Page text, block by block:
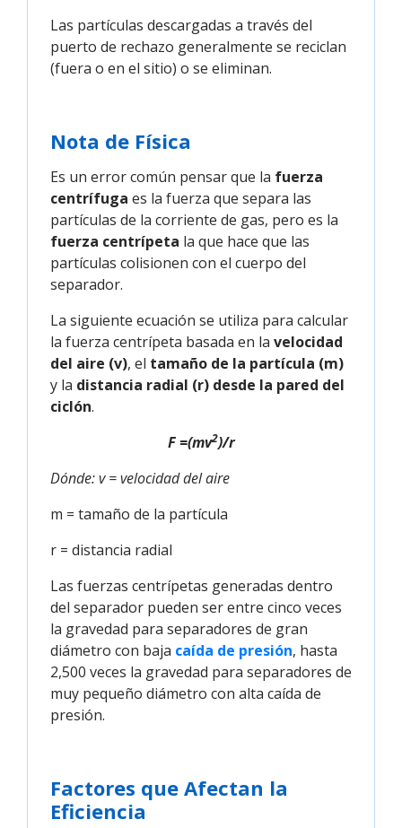
Las partículas descargadas a través del
puerto de rechazo generalmente se reciclan
(fuera o en el sitio) o se eliminan.
Nota de Física
Es un error común pensar que la fuerza
centrífuga es la fuerza que separa las
partículas de la corriente de gas, pero es la
fuerza centrípeta la que hace que las
partículas colisionen con el cuerpo del
separador.
La siguiente ecuación se utiliza para calcular
la fuerza centrípeta basada en la velocidad
del aire (v), el tamaño de la partícula (m)
y la distancia radial (r) desde la pared del
ciclón.
F =(mv2)/r
Dónde:v = velocidad del aire
m = tamaño de la partícula
r = distancia radial
Las fuerzas centrípetas generadas dentro
del separador pueden ser entre cinco veces
la gravedad para separadores de gran
diámetro con baja caída de presión, hasta
2,500 veces la gravedad para separadores de
muy pequeño diámetro con alta caída de
presión.
Factores que Afectan la
Eficiencia